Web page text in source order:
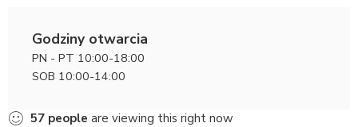
Godziny otwarcia
PN - PT 10:00-18:00
SOB 10:00-14:00
57 people are viewing this right now